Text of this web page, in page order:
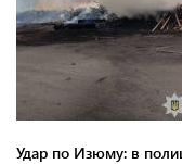
Удар по Изюму: в